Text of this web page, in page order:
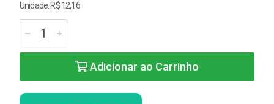
Unidade: R$ 12,16
Adicionar ao Carrinho